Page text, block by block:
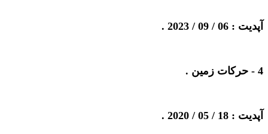
آپدیت : 06 / 09 / 2023 .
4 - حرکات زمین .
آپدیت : 18 / 05 / 2020 .